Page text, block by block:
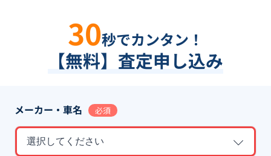
30秒でカンタン！
【無料】査定申し込み
メーカー・車名 必須
選択してください